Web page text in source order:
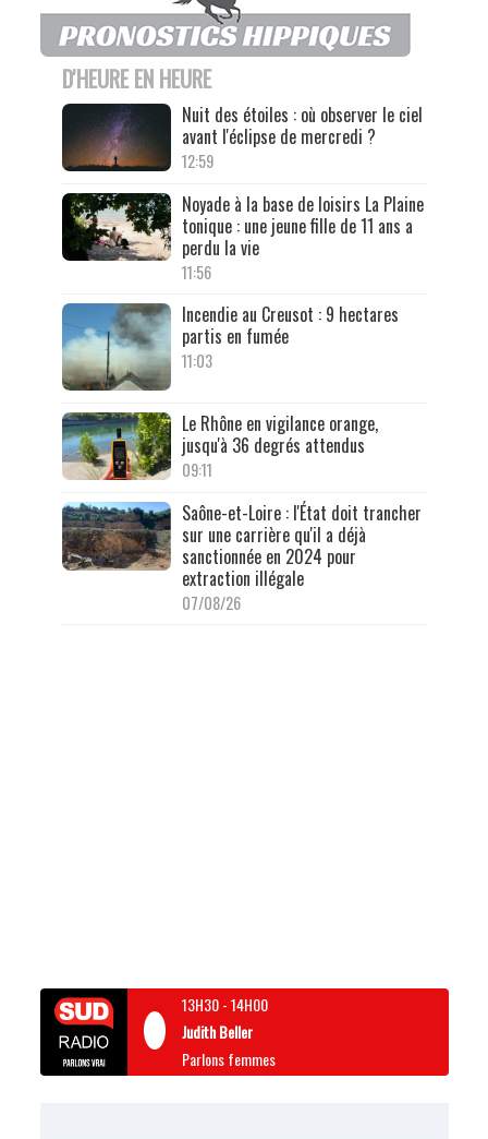
D'HEURE EN HEURE
Nuit des étoiles : où observer le ciel
avant l'éclipse de mercredi ?
12:59
Noyade à la base de loisirs La Plaine
tonique : une jeune fille de 11 ans a
perdu la vie
11:56
Incendie au Creusot : 9 hectares
partis en fumée
11:03
Le Rhône en vigilance orange,
jusqu'à 36 degrés attendus
09:11
Saône-et-Loire : l'État doit trancher
sur une carrière qu'il a déjà
sanctionnée en 2024 pour
extraction illégale
07/08/26
13H30-14H00
Judith Beller
Parlons femmes